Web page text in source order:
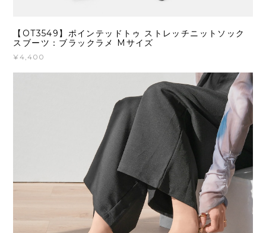
【OT3549】ポインテッドトゥ ストレッチニットソック
スブーツ：ブラックラメ Mサイズ
¥4,400